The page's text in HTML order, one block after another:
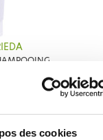
des cookies